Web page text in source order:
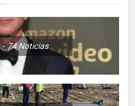
74Noticias